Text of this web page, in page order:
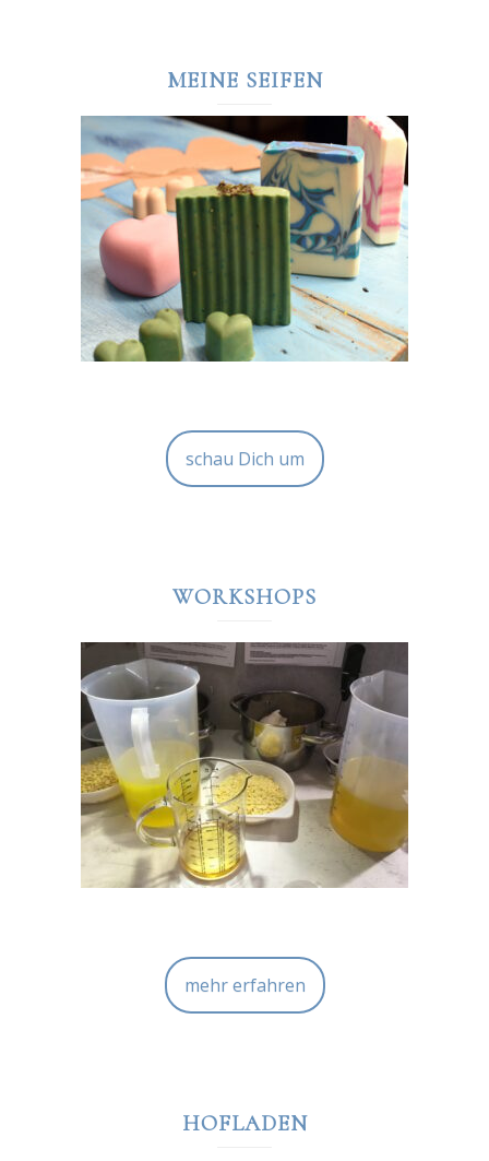
MEINE SEIFEN
schau Dich um
WORKSHOPS
mehr erfahren
HOFLADEN